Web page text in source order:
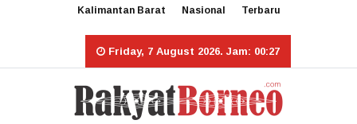
Kalimantan Barat Nasional Terbaru
Friday, 7 August 2026. Jam: 00:27